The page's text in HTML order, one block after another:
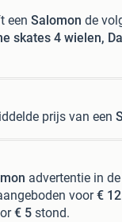
een Salomon de
skates 4 wielen,
prijs van een
advertentie in de
voor€
€ 5 stond.